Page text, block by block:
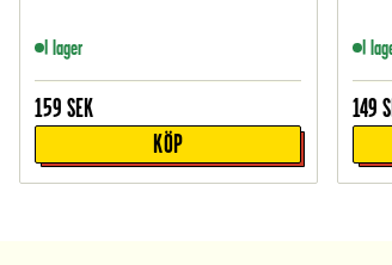
I lager
159 SEK
KÖP
I
149